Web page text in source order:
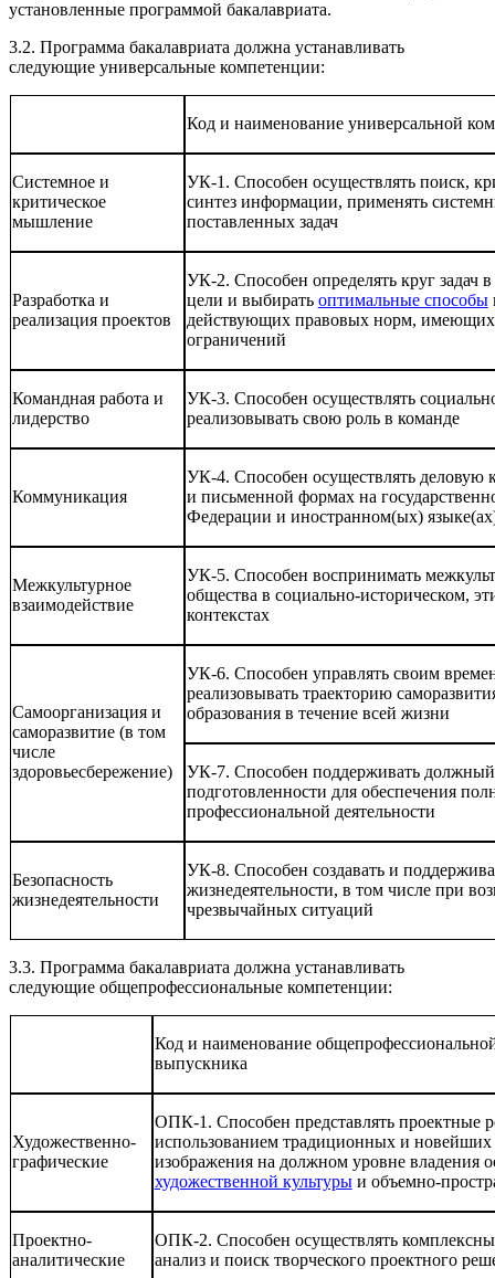
установленные программой бакалавриата.
3.2. Программа бакалавриата должна устанавливать
следующие универсальные компетенции:
Код и наименование универсальной
Системное и
критическое
мышление
УК-1. Способен осуществлять поиск,
синтез информации, применять
поставленных задач
Разработка и
реализация проектов
УК-2. Способен определять круг задач
цели и выбирать оптимальные способы
действующих правовых норм,
ограничений
Командная работа и
лидерство
УК-3. Способен осуществлять
реализовывать свою роль в команде
Коммуникация
УК-4. Способен осуществлять деловую
и письменной формах на
Федерации и иностранном(ых)
Межкультурное
взаимодействие
УК-5. Способен воспринимать
общества в социально-историческом,
контекстах
Самоорганизация и
саморазвитие (в том
числе
здоровьесбережение)
УК-6. Способен управлять своим
реализовывать траекторию
образования в течение всей жизни
УК-7. Способен поддерживать должный
подготовленности для обеспечения
профессиональной деятельности
Безопасность
жизнедеятельности
УК-8. Способен создавать и
жизнедеятельности, в том числе при
чрезвычайных ситуаций
3.3. Программа бакалавриата должна устанавливать
следующие общепрофессиональные компетенции:
Код и наименование
выпускника
Художественно-
графические
ОПК-1. Способен представлять проектные
использованием традиционных и новейших
изображения на должном уровне владения
художественной культурыи объемно-
Проектно-
аналитические
ОПК-2. Способен осуществлять
анализ и поиск творческого проектного